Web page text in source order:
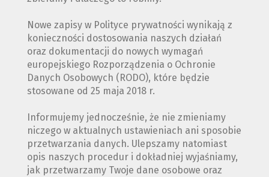
Nowe zapisy w Polityce prywatności wynikają z
konieczności dostosowania naszych działań
oraz dokumentacji do nowych wymagań
europejskiego Rozporządzenia o Ochronie
Danych Osobowych (RODO), które będzie
stosowane od 25 maja 2018 r.
Informujemy jednocześnie, że nie zmieniamy
niczego w aktualnych ustawieniach ani sposobie
przetwarzania danych. Ulepszamy natomiast
opis naszych procedur i dokładniej wyjaśniamy,
jak przetwarzamy Twoje dane osobowe oraz